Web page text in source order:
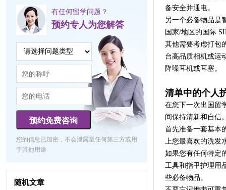
有任何留学问题？
预约专人为您解答
预约免费咨询
您的信息已加密，不会泄露至任何第三方或用
于其他用途
随机文章
备安全并通电。
另一个必备物品是
国家/地区的国际
其他需要考虑打包
台高品质相机或运
降噪耳机或耳塞。
清单中的个人
在您下一次出国留
间保持清新和自信
首先准备一套基本
上您最喜欢的洗发
如果您有任何特定
工具和指甲护理用
些必备物品。